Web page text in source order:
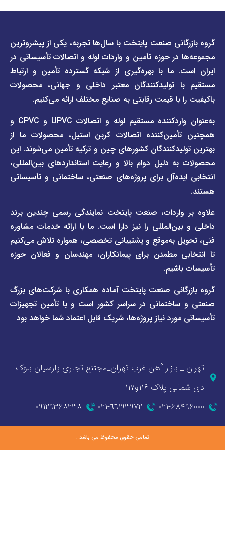
صنعت پایتخت با سال‌ها تجربه، یکی از پیشروترین
حوزه تأمین و واردات لوله و اتصالات تأسیساتی در
ما با بهره‌گیری از شبکه گسترده تأمین و ارتباط
تولیدکنندگان معتبر داخلی و جهانی، محصولات
با قیمت رقابتی به صنایع مختلف ارائه می‌کنیم.
به‌عنوان واردکننده مستقیم لوله و اتصالات UPVC و CPVC و
اتصالات کربن استیل، محصولات ما از
کشورهای چین و ترکیه تأمین می‌شوند. این
دلیل دوام بالا و رعایت استانداردهای بین‌المللی،
برای پروژه‌های صنعتی، ساختمانی و تأسیساتی
صنعت پایتخت نمایندگی رسمی چندین برند
را نیز دارا است. ما با ارائه خدمات مشاوره
به‌موقع و پشتیبانی تخصصی، همواره تلاش می‌کنیم
مطمئن برای پیمانکاران، مهندسان و فعالان حوزه
صنعت پایتخت آماده همکاری با شرکت‌های بزرگ
در سراسر کشور است و با تأمین تجهیزات
نیاز پروژه‌ها، شریک قابل اعتماد شما خواهد بود
دسترسی
سریع
صفحه
لیست
قیمت
صفحه
برند
پیمتاش
صفحه
برند
فاراب
پول
دسترسی
سریع
درباره
ما
قوانین
و
مقررات
وبلاگ
خبری
بازار آهن غرب تهران_مجتنع تجاری پارسیان بلوک
۱۱۶و۱۱۷
٦٦١٩٣٩٧٢-٠٢١ ۰۹۱۲۹۳۶۸۲۳۸
تمامی حقوق محفوظ می باشد .